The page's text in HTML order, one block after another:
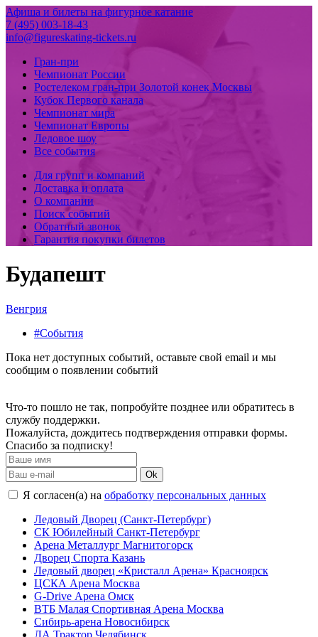
Афиша и билеты на фигурное катание
7 (495) 003-18-43
info@figureskating-tickets.ru
Гран-при
Чемпионат России
Ростелеком гран-при Золотой конек Москвы
Кубок Первого канала
Чемпионат мира
Чемпионат Европы
Ледовое шоу
Все события
Для групп и компаний
Доставка и оплата
О компании
Поиск событий
Обратный звонок
Гарантия покупки билетов
Будапешт
Венгрия
#События
Пока нет доступных событий, оставьте свой email и мы
сообщим о появлении событий
Что-то пошло не так, попробуйте позднее или обратитесь в
службу поддержки.
Пожалуйста, дождитесь подтверждения отправки формы.
Спасибо за подписку!
Ok
Я согласен(а) на обработку персональных данных
Ледовый Дворец (Санкт-Петербург)
СК Юбилейный Санкт-Петербург
Арена Металлург Магнитогорск
Дворец Спорта Казань
Ледовый дворец «Кристалл Арена» Красноярск
ЦСКА Арена Москва
G-Drive Арена Омск
ВТБ Малая Спортивная Арена Москва
Сибирь-арена Новосибирск
ЛА Трактор Челябинск